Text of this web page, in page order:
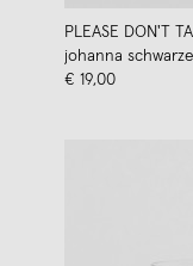
PLEASE DON'T
johanna
€ 19,00